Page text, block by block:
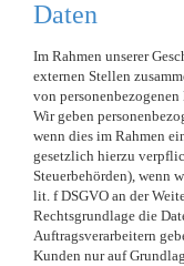
Daten
Im Rahmen unserer
externen Stellen
von
Wir geben
wenn dies im Rahmen
gesetzlich hierzu
Steuerbehörden), wenn
lit. f DSGVO an der
Rechtsgrundlage die
Auftragsverarbeitern
Kunden nur auf